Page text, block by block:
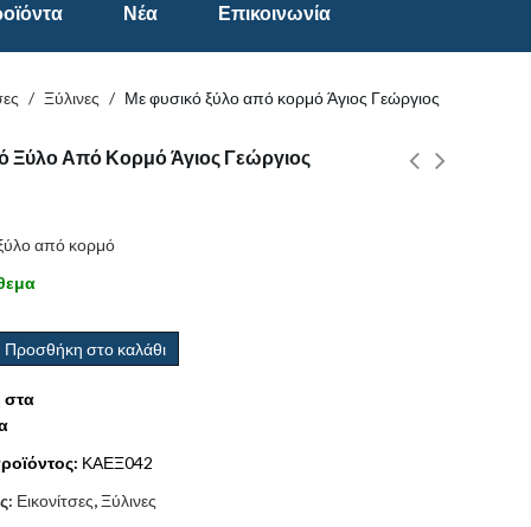
Νέα Επικοινωνία
/ Ξύλινες / Με φυσικό ξύλο από κορμό Άγιος Γεώργιος
Ξύλο Από Κορμό Άγιος Γεώργιος
από κορμό
Προσθήκη στο καλάθι
στα
ΚΑΕΞ042
Εικονίτσες,Ξύλινες